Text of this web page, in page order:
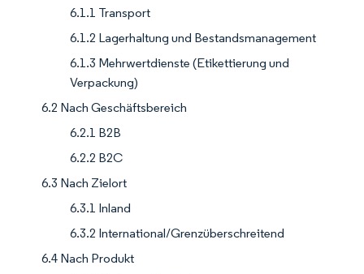
6.1.1 Transport
6.1.2 Lagerhaltung und Bestandsmanagement
6.1.3 Mehrwertdienste (Etikettierung und
Verpackung)
6.2 Nach Geschäftsbereich
6.2.1 B2B
6.2.2 B2C
6.3 Nach Zielort
6.3.1 Inland
6.3.2 International/Grenzüberschreitend
6.4 Nach Produkt